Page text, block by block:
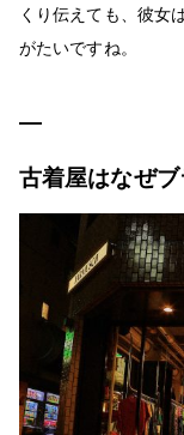
くり伝えても、彼女
がたいですね。
古着屋はなぜ